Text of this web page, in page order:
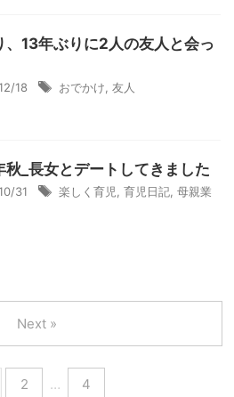
、13年ぶりに2人の友人と会っ
18 おでかけ 友人
_長女とデートしてきました
31 楽しく育児 育児日記 母親業
2 … 4
Next »